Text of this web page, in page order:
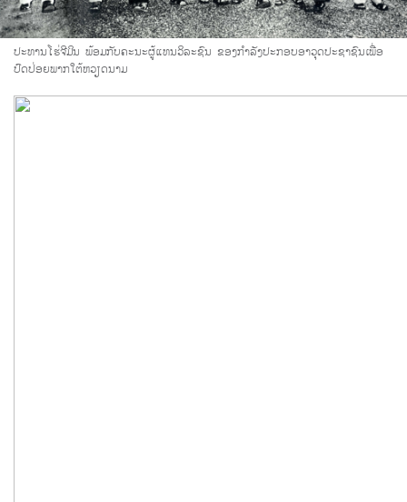
ປະທານໂຮ່ຈີມິນ ພ້ອມກັບຄະນະຜູ້ແທນວິລະຊົນ ຂອງກຳລັງປະກອບອາວຸດປະຊາຊົນເພື່ອ
ປົດປ່ອຍພາກໃຕ້ຫວຽດນາມ